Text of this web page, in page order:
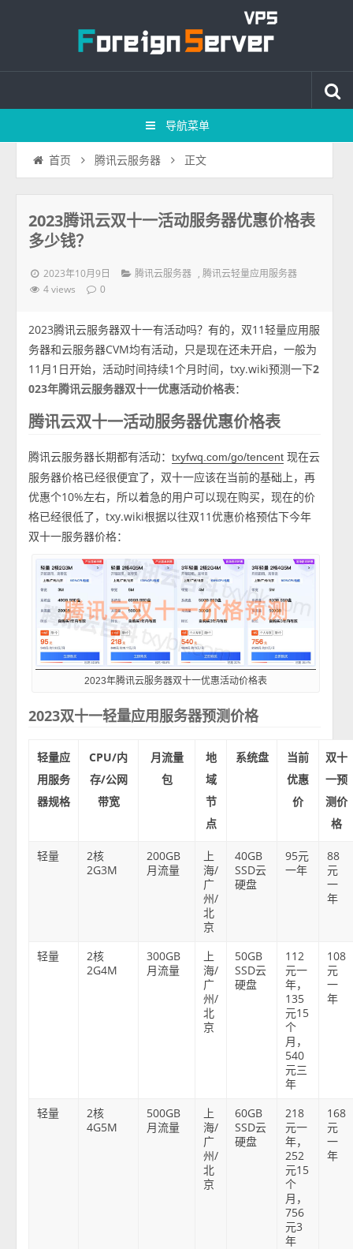
导航菜单
首页 腾讯云服务器 正文
2023腾讯云双十一活动服务器优惠价格表
多少钱？
2023年10月9日 腾讯云服务器 , 腾讯云轻量应用服务器
4 views 0
2023腾讯云服务器双十一有活动吗？有的，双11轻量应用服
务器和云服务器CVM均有活动，只是现在还未开启，一般为
11月1日开始，活动时间持续1个月时间，txy.wiki预测一下2
023年腾讯云服务器双十一优惠活动价格表：
腾讯云双十一活动服务器优惠价格表
腾讯云服务器长期都有活动：txyfwq.com/go/tencent 现在云
服务器价格已经很便宜了，双十一应该在当前的基础上，再
优惠个10%左右，所以着急的用户可以现在购买，现在的价
格已经很低了，txy.wiki根据以往双11优惠价格预估下今年
双十一服务器价格：
2023年腾讯云服务器双十一优惠活动价格表
2023双十一轻量应用服务器预测价格
轻量应
用服务
器规格
CPU/内
存/公网
带宽
月流量
包
地
域
节
点
系统盘
当前
优惠
价
双十
一预
测价
格
轻量
2核
2G3M
200GB
月流量
上
海/
广
州/
北
京
40GB
SSD云
硬盘
95元
一年
88
元
一
年
轻量
2核
2G4M
300GB
月流量
上
海/
广
州/
北
京
50GB
SSD云
硬盘
112
元一
年，
135
元15
个
月，
540
元三
年
108
元
一
年
轻量
2核
4G5M
500GB
月流量
上
海/
广
州/
北
京
60GB
SSD云
硬盘
218
元一
年，
252
元15
个
月，
756
元3
年
168
元
一
年